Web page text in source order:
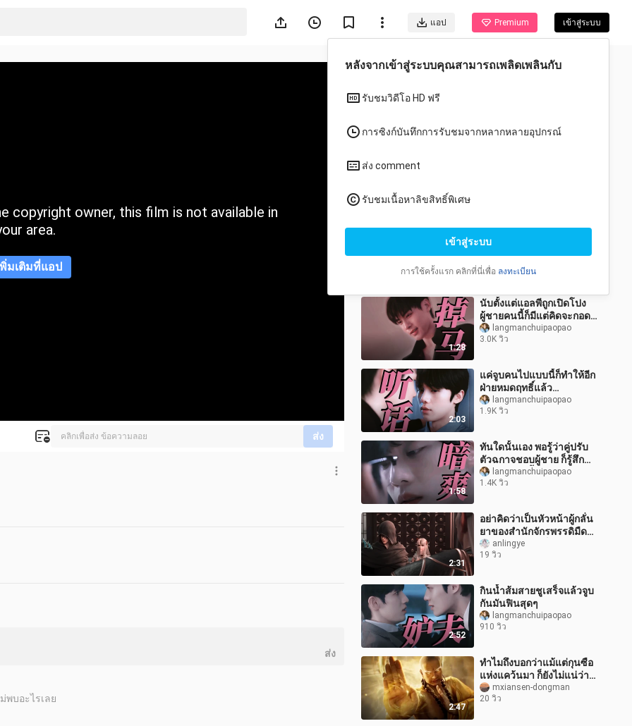
แอป Premium เข้าสู่ระบบ
หลังจากเข้าสู่ระบบคุณสามารถเพลิดเพลินกับ
รับชมวิดีโอ HD ฟรี
การซิงก์บันทึกการรับชมจากหลากหลายอุปกรณ์
ส่ง comment
รับชมเนื้อหาลิขสิทธิ์พิเศษ
เข้าสู่ระบบ
การใช้ครั้งแรก คลิกที่นี่เพื่อ ลงทะเบียน
copyright owner, this film is not available in
area.
มเติมที่แอป
ส่ง
ทั้งหมด อนิเมะ
0:25
ดูออกว่าอยากเข้าไปในบ้าน
คุณมาก
meinvkanchazhan
28 วิว
1:28
นับตั้งแต่แอลพีถูกเปิดโปง
ผู้ชายคนนี้ก็มีแต่คิดจะกอด
รัดคนไว้ในอ้อมแขน อยาก
จูบเมื่อไรก็จูบได้ทันที
langmanchuipaopao
3.0K วิว
2:03
แค่จูบคนไปแบบนี้ก็ทำให้อีก
ฝ่ายหมดฤทธิ์แล้ว…
langmanchuipaopao
1.9K วิว
1:58
ทันใดนั้นเอง พอรู้ว่าคู่ปรับ
ตัวฉกาจชอบผู้ชาย ก็รู้สึก
แปลกไปซะงั้น
langmanchuipaopao
1.4K วิว
2:31
อย่าคิดว่าเป็นหัวหน้าผู้กลั่น
ยาของสำนักจักรพรรดิมืด
แล้วจะทำอะไรก็ได้
anlingye
19 วิว
2:52
กินน้ำส้มสายชูเสร็จแล้วจูบ
กันมันฟินสุดๆ
langmanchuipaopao
910 วิว
2:47
ทำไมถึงบอกว่าแม้แต่กุนซือ
แห่งแคว้นมา ก็ยังไม่แน่ว่า
จะสู้รูไลได้
mxiansen-dongman
20 วิว
ส่ง
พบอะไรเลย